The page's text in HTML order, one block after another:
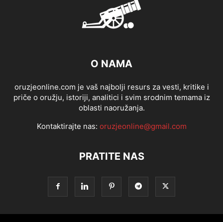
O NAMA
oruzjeonline.com je vaš najbolji resurs za vesti, kritike i
priče o oružju, istoriji, analitici i svim srodnim temama iz
oblasti naoružanja.
Kontaktirajte nas: oruzjeonline@gmail.com
PRATITE NAS